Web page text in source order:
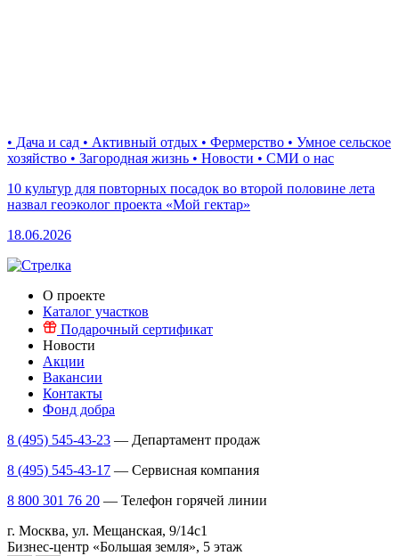
• Дача и сад • Активный отдых • Фермерство • Умное сельское
хозяйство • Загородная жизнь • Новости • СМИ о нас
10 культур для повторных посадок во второй половине лета
назвал геоэколог проекта «Мой гектар»
18.06.2026
О проекте
Каталог участков
Подарочный сертификат
Новости
Акции
Вакансии
Контакты
Фонд добра
8 (495) 545-43-23 — Департамент продаж
8 (495) 545-43-17 — Сервисная компания
8 800 301 76 20 — Телефон горячей линии
г. Москва, ул. Мещанская, 9/14с1
Бизнес-центр «Большая земля», 5 этаж